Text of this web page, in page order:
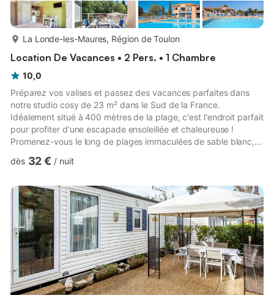
La Londe-les-Maures, Région de Toulon
Location De Vacances • 2 Pers. • 1 Chambre
10,0
Préparez vos valises et passez des vacances parfaites dans
notre studio cosy de 23 m² dans le Sud de la France.
Idéalement situé à 400 mètres de la plage, c'est l'endroit parfait
pour profiter d'une escapade ensoleillée et chaleureuse !
Promenez-vous le long de plages immaculées de sable blanc,
travers de magnifiques vignobles avant de revenir à notre
soleil sur la magnifique Côte d'Azur en séjournant dans notre
appartement studio lumineux pour 2 personnes ! Que vous
préfé...
dès 32 € / nuit